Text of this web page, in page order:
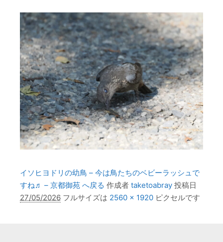
イソヒヨドリの幼鳥 – 今は鳥たちのベビーラッシュで
すね♬ – 京都御苑 へ戻る 作成者 taketoabray 投稿日
27/05/2026 フルサイズは 2560 × 1920 ピクセルです